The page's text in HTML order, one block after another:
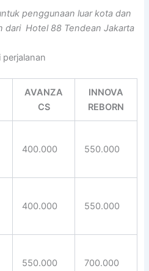
penggunaan luar kota dan
dari Hotel 88 Tendean Jakarta
AVANZA
CS
INNOVA
REBORN
400.000 550.000
400.000 550.000
550.000 700.000